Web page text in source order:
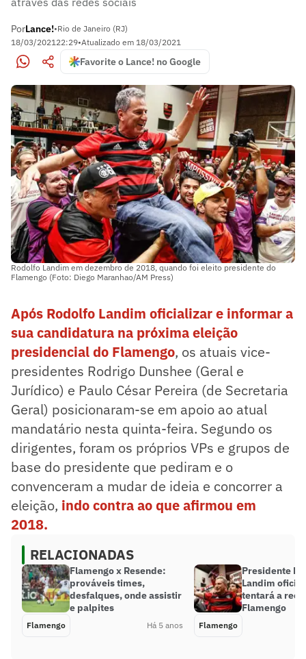
PorLance!•Rio de Janeiro (RJ)
18/03/202122:29•Atualizado em 18/03/2021
Favorite o Lance! no Google
Rodolfo Landim em dezembro de 2018, quando foi eleito presidente do
Flamengo (Foto: Diego Maranhao/AM Press)
Após Rodolfo Landim oficializar e informar a
sua candidatura na próxima eleição
presidencial do Flamengo, os atuais vice-
presidentes Rodrigo Dunshee (Geral e
Jurídico) e Paulo César Pereira (de Secretaria
Geral) posicionaram-se em apoio ao atual
mandatário nesta quinta-feira. Segundo os
dirigentes, foram os próprios VPs e grupos de
base do presidente que pediram e o
convenceram a mudar de ideia e concorrer a
eleição, indo contra ao que afirmou em
2018.
RELACIONADAS
Flamengo x Resende:
prováveis times,
desfalques, onde assistir
e palpites
Flamengo Há 5 anos
Presidente
Landim
tentará a
Flamengo
Flamengo